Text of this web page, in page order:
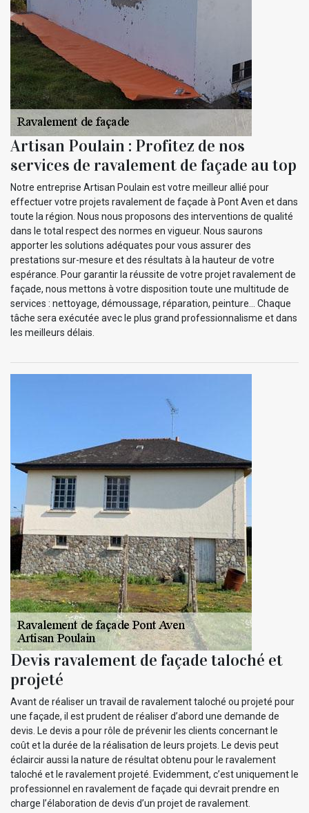
Artisan Poulain : Profitez de nos
services de ravalement de façade au top
Notre entreprise Artisan Poulain est votre meilleur allié pour
effectuer votre projets ravalement de façade à Pont Aven et dans
toute la région. Nous nous proposons des interventions de qualité
dans le total respect des normes en vigueur. Nous saurons
apporter les solutions adéquates pour vous assurer des
prestations sur-mesure et des résultats à la hauteur de votre
espérance. Pour garantir la réussite de votre projet ravalement de
façade, nous mettons à votre disposition toute une multitude de
services : nettoyage, démoussage, réparation, peinture… Chaque
tâche sera exécutée avec le plus grand professionnalisme et dans
les meilleurs délais.
Devis ravalement de façade taloché et
projeté
Avant de réaliser un travail de ravalement taloché ou projeté pour
une façade, il est prudent de réaliser d’abord une demande de
devis. Le devis a pour rôle de prévenir les clients concernant le
coût et la durée de la réalisation de leurs projets. Le devis peut
éclaircir aussi la nature de résultat obtenu pour le ravalement
taloché et le ravalement projeté. Evidemment, c’est uniquement le
professionnel en ravalement de façade qui devrait prendre en
charge l’élaboration de devis d’un projet de ravalement.